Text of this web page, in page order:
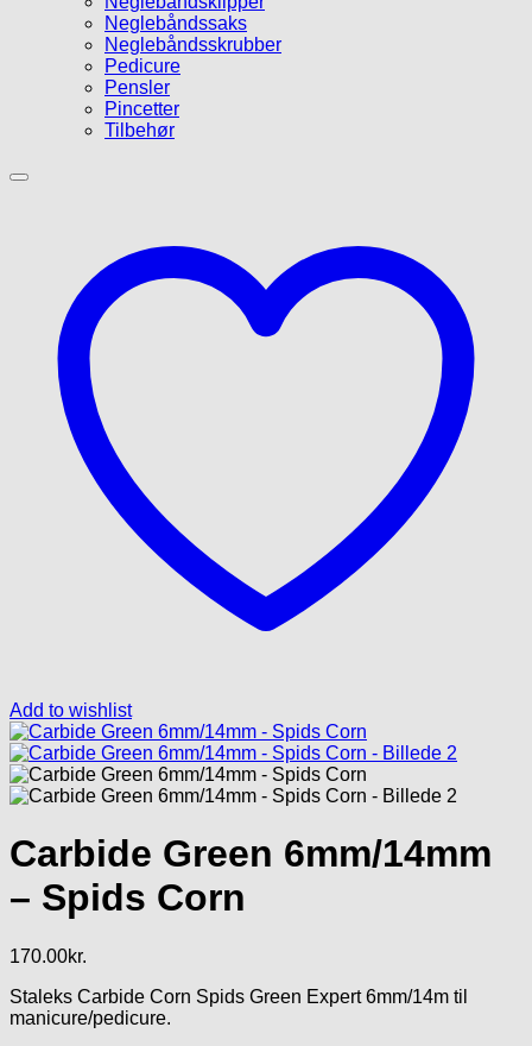
Neglebåndssaks
Neglebåndsskrubber
Pedicure
Pensler
Pincetter
Tilbehør
Add to wishlist
Carbide Green 6mm/14mm
– Spids Corn
170.00kr.
Staleks Carbide Corn Spids Green Expert 6mm/14m til
manicure/pedicure.